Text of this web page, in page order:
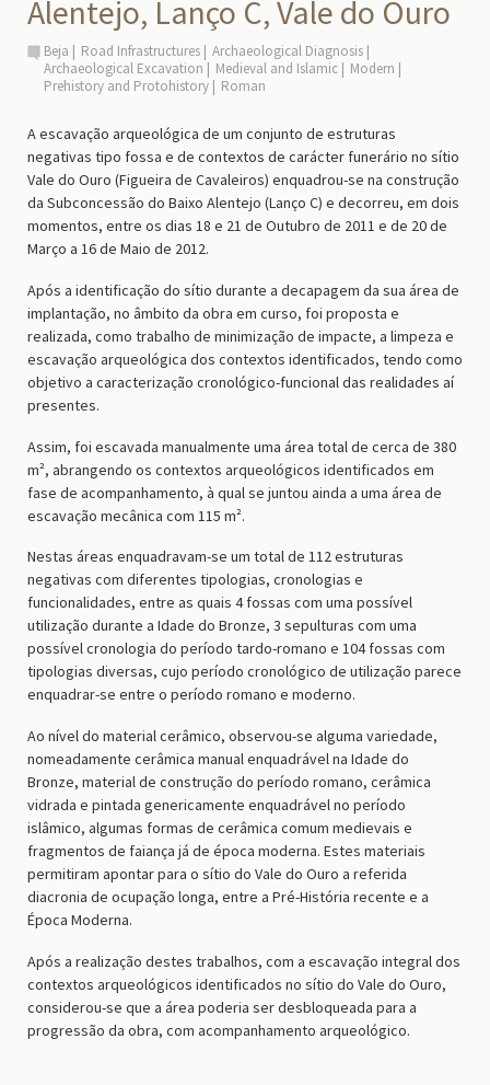
Alentejo, Lanço C, Vale do Ouro
Beja Road Infrastructures
Archaeological Diagnosis
Archaeological Excavation
Medieval and Islamic
Modern
Prehistory and Protohistory
Roman
A escavação arqueológica de um conjunto de estruturas
negativas tipo fossa e de contextos de carácter funerário no sítio
Vale do Ouro (Figueira de Cavaleiros) enquadrou-se na construção
da Subconcessão do Baixo Alentejo (Lanço C) e decorreu, em dois
momentos, entre os dias 18 e 21 de Outubro de 2011 e de 20 de
Março a 16 de Maio de 2012.
Após a identificação do sítio durante a decapagem da sua área de
implantação, no âmbito da obra em curso, foi proposta e
realizada, como trabalho de minimização de impacte, a limpeza e
escavação arqueológica dos contextos identificados, tendo como
objetivo a caracterização cronológico-funcional das realidades aí
presentes.
Assim, foi escavada manualmente uma área total de cerca de 380
m², abrangendo os contextos arqueológicos identificados em
fase de acompanhamento, à qual se juntou ainda a uma área de
escavação mecânica com 115 m².
Nestas áreas enquadravam-se um total de 112 estruturas
negativas com diferentes tipologias, cronologias e
funcionalidades, entre as quais 4 fossas com uma possível
utilização durante a Idade do Bronze, 3 sepulturas com uma
possível cronologia do período tardo-romano e 104 fossas com
tipologias diversas, cujo período cronológico de utilização parece
enquadrar-se entre o período romano e moderno.
Ao nível do material cerâmico, observou-se alguma variedade,
nomeadamente cerâmica manual enquadrável na Idade do
Bronze, material de construção do período romano, cerâmica
vidrada e pintada genericamente enquadrável no período
islâmico, algumas formas de cerâmica comum medievais e
fragmentos de faiança já de época moderna. Estes materiais
permitiram apontar para o sítio do Vale do Ouro a referida
diacronia de ocupação longa, entre a Pré-História recente e a
Época Moderna.
Após a realização destes trabalhos, com a escavação integral dos
contextos arqueológicos identificados no sítio do Vale do Ouro,
considerou-se que a área poderia ser desbloqueada para a
progressão da obra, com acompanhamento arqueológico.